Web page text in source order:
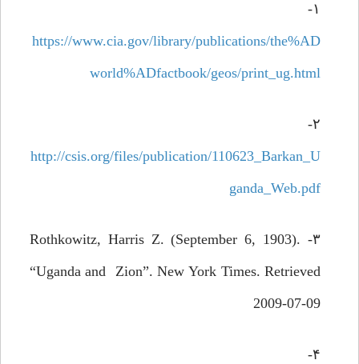
۱-
https://www.cia.gov/library/publications/the%AD
world%ADfactbook/geos/print_ug.html
۲-
http://csis.org/files/publication/110623_Barkan_U
ganda_Web.pdf
۳- Rothkowitz, Harris Z. (September 6, 1903).
“Uganda and Zion”. New York Times. Retrieved
2009-07-09
۴-